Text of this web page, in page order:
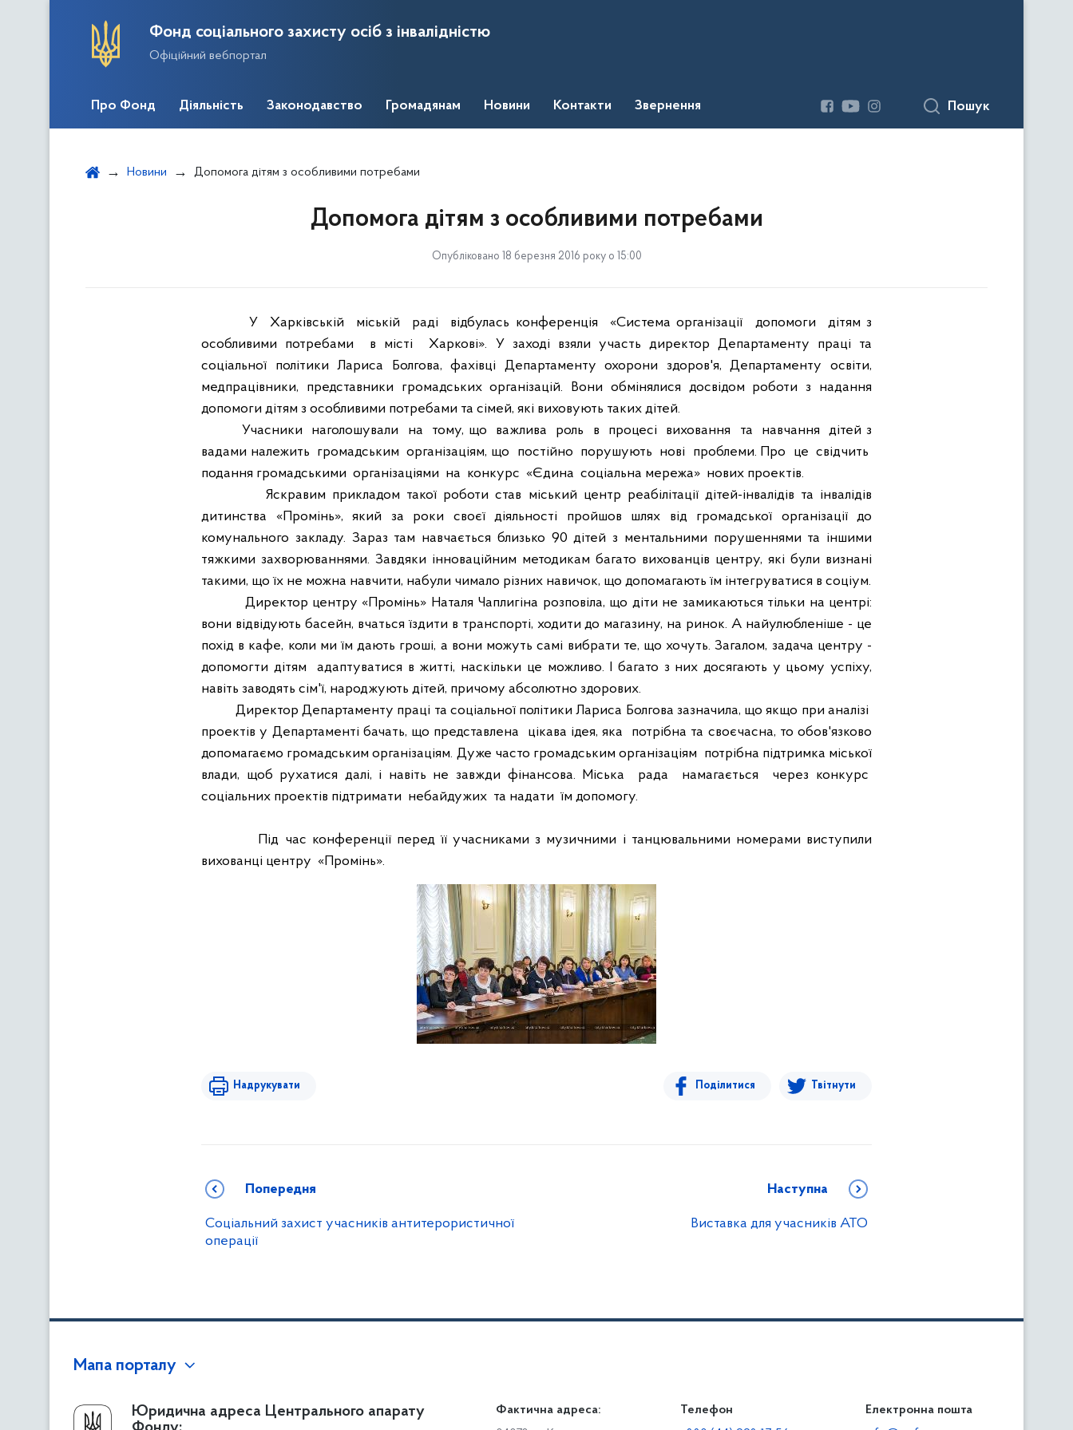
Фонд соціального захисту осіб з інвалідністю
Офіційний вебпортал
Про Фонд Діяльність Законодавство Громадянам Новини Контакти Звернення Пошук
Новини Допомога дітям з особливими потребами
Допомога дітям з особливими потребами
Опубліковано 18 березня 2016 року о 15:00
У Харківській міській раді відбулась конференція «Система організації допомоги
дітям з
особливими потребами
в місті Харкові».
У заході взяли участь директор Департаменту праці та
соціальної політики Лариса Болгова, фахівці Департаменту охорони здоров'я, Департаменту освіти,
медпрацівники, представники громадських організацій. Вони обмінялися досвідом роботи з надання
допомоги дітям з особливими потребами та сімей, які виховують таких дітей.
Учасники
наголошували на тому, що важлива роль в процесі виховання та навчання
дітей з
вадами належить громадським організаціям, що постійно порушують нові проблеми. Про це свідчить
подання громадськими організаціями на конкурс «Єдина соціальна мережа» нових проектів.
Яскравим прикладом такої роботи став міський центр реабілітації дітей-інвалідів та інвалідів
дитинства «Промінь», який за роки своєї діяльності пройшов шлях від громадської організації до
комунального закладу. Зараз там навчається близько 90 дітей з ментальними порушеннями та іншими
тяжкими захворюваннями. Завдяки інноваційним методикам багато вихованців центру, які були визнані
такими, що їх не можна навчити, набули чимало різних навичок, що допомагають їм інтегруватися в соціум.
Директор центру «Промінь» Наталя Чаплигіна розповіла, що діти не замикаються тільки на центрі:
вони відвідують басейн, вчаться їздити в транспорті, ходити до магазину, на ринок. А найулюбленіше - це
похід в кафе, коли ми їм дають гроші, а вони можуть самі вибрати те, що хочуть. Загалом, задача центру -
допомогти дітям
адаптуватися в житті, наскільки це можливо. І багато з них досягають у цьому успіху,
навіть заводять сім'ї, народжують дітей, причому абсолютно здорових.
Директор Департаменту праці та соціальної політики Лариса Болгова зазначила, що якщо при аналізі
проектів у Департаменті бачать, що представлена
цікава ідея, яка
потрібна та своєчасна, то обов'язково
допомагаємо громадським організаціям. Дуже часто громадським організаціям потрібна підтримка міської
влади, щоб рухатися далі, і навіть не завжди фінансова. Міська
рада намагається
через конкурс
соціальних проектів підтримати небайдужих та надати їм допомогу.
Під час конференції перед її учасниками з музичними і танцювальними номерами виступили
вихованці центру «Промінь».
Надрукувати Поділитися Твітнути
Попередня
Соціальний захист учасників антитерористичної
операції
Наступна
Виставка для учасників АТО
Мапа порталу
Про Фонд Громадянам Діяльність
Юридична адреса Центрального апарату
Фактична адреса:
Телефон
Електронна пошта